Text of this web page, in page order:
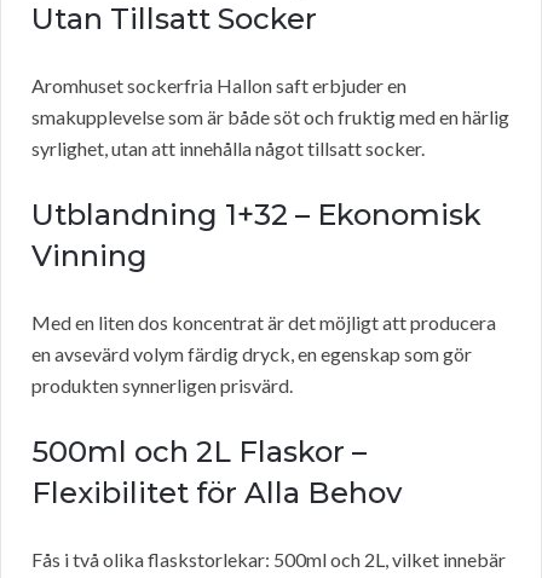
Utan Tillsatt Socker
Aromhuset sockerfria Hallon saft erbjuder en
smakupplevelse som är både söt och fruktig med en härlig
syrlighet, utan att innehålla något tillsatt socker.
Utblandning 1+32 – Ekonomisk
Vinning
Med en liten dos koncentrat är det möjligt att producera
en avsevärd volym färdig dryck, en egenskap som gör
produkten synnerligen prisvärd.
500ml och 2L Flaskor –
Flexibilitet för Alla Behov
Fås i två olika flaskstorlekar: 500ml och 2L, vilket innebär